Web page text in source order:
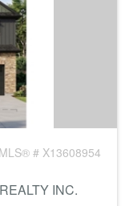
MLS® # X13608954
INC.